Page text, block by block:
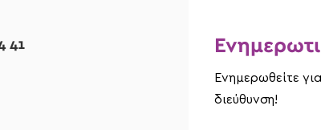
41
Ενημερωθείτε
διεύθυνση!